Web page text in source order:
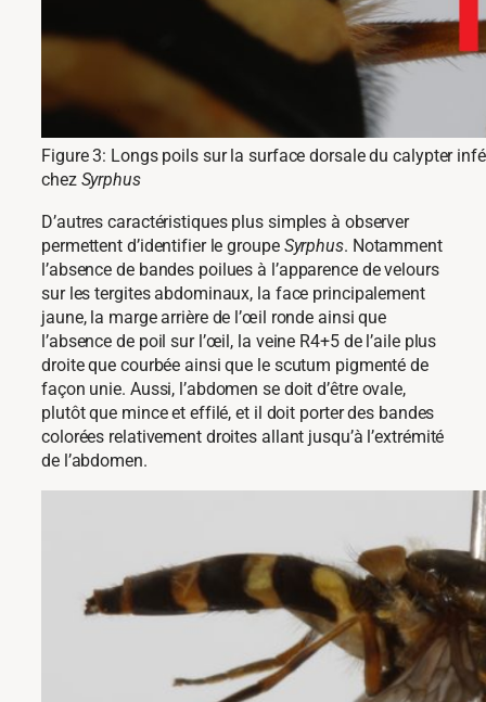
Figure 3: Longs poils sur la surface dorsale du calypter
chez Syrphus
D’autres caractéristiques plus simples à observer
permettent d’identifier le groupe Syrphus. Notamment
l’absence de bandes poilues à l’apparence de velours
sur les tergites abdominaux, la face principalement
jaune, la marge arrière de l’œil ronde ainsi que
l’absence de poil sur l’œil, la veine R4+5 de l’aile plus
droite que courbée ainsi que le scutum pigmenté de
façon unie. Aussi, l’abdomen se doit d’être ovale,
plutôt que mince et effilé, et il doit porter des bandes
colorées relativement droites allant jusqu’à l’extrémité
de l’abdomen.